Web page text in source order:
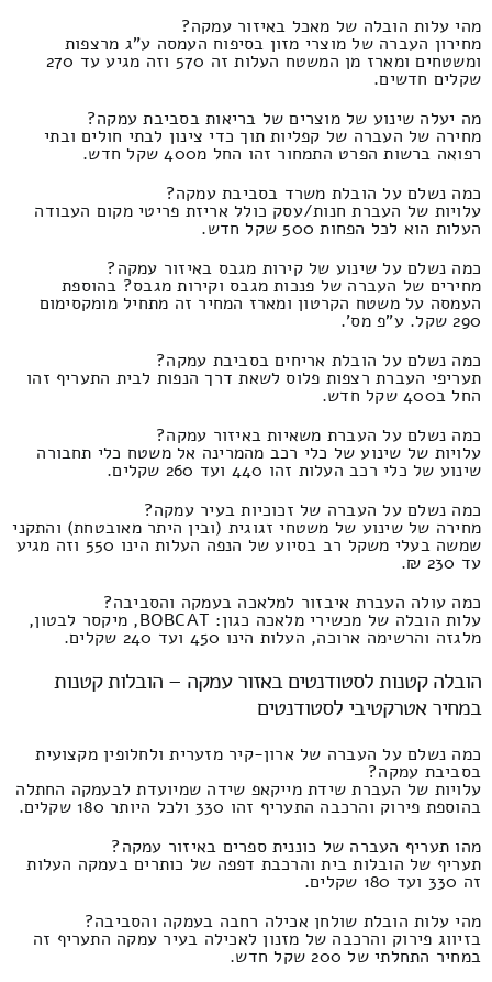
מהי עלות הובלה של מאכל באיזור עמקה?
מחירון העברה של מוצרי מזון בסיפוח העמסה ע"ג מרצפות
ומשטחים ומארז מן המשטח העלות זה 570 וזה מגיע עד 270
שקלים חדשים.
מה יעלה שינוע של מוצרים של בריאות בסביבת עמקה?
מחירה של העברה של קפליות תוך כדי צינון לבתי חולים ובתי
רפואה ברשות הפרט התמחור זהו החל מ400 שקל חדש.
כמה נשלם על הובלת משרד בסביבת עמקה?
עלויות של העברת חנות/עסק כולל אריזת פריטי מקום העבודה
העלות הוא לכל הפחות 500 שקל חדש.
כמה נשלם על שינוע של קירות מגבס באיזור עמקה?
מחירים של העברה של פנכות מגבס וקירות מגבס? בהוספת
העמסה על משטח הקרטון ומארז המחיר זה מתחיל מומקסימום
290 שקל. ע"פ מס'.
כמה נשלם על הובלת אריחים בסביבת עמקה?
תעריפי העברת רצפות פלוס לשאת דרך הנפות לבית התעריף זהו
החל ב400 שקל חדש.
כמה נשלם על העברת משאיות באיזור עמקה?
עלויות של שינוע של כלי רכב מהמרינה אל משטח כלי תחבורה
שינוע של כלי רכב העלות זהו 440 ועד 260 שקלים.
כמה נשלם על העברה של זכוכיות בעיר עמקה?
מחירה של שינוע של משטחי זגוגית (ובין היתר מאובטחת) והתקני
שמשה בעלי משקל רב בסיוע של הנפה העלות הינו 550 וזה מגיע
עד 230 ₪.
כמה עולה העברת איבזור למלאכה בעמקה והסביבה?
עלות הובלה של מכשירי מלאכה כגון: BOBCAT, מיקסר לבטון,
מלגזה והרשימה ארוכה, העלות הינו 450 ועד 240 שקלים.
הובלה קטנות לסטודנטים באזור עמקה – הובלות קטנות
במחיר אטרקטיבי לסטודנטים
כמה נשלם על העברה של ארון-קיר מזערית ולחלופין מקצועית
בסביבת עמקה?
עלויות של העברת שידת מייקאפ שידה שמיועדת לבעמקה החתלה
בהוספת פירוק והרכבה התעריף זהו 330 ולכל היותר 180 שקלים.
מהו תעריף העברה של כוננית ספרים באיזור עמקה?
תעריף של הובלות בית והרכבת דפפה של כותרים בעמקה העלות
זה 330 ועד 180 שקלים.
מהי עלות הובלת שולחן אכילה רחבה בעמקה והסביבה?
בזיווג פירוק והרכבה של מזנון לאכילה בעיר עמקה התעריף זה
במחיר התחלתי של 200 שקל חדש.